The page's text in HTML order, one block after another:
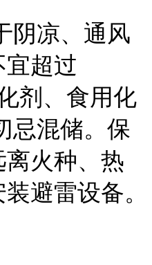
阴凉、通风
宜超过
剂、食用化
忌混储。保
火种、热
避雷设备。